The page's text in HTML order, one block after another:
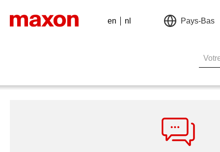
en nl Pays-Bas